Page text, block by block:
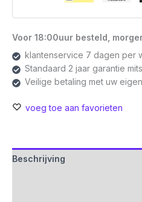
Voor 18:00uur besteld,
klantenservice 7 dagen per
Standaard 2 jaar garantie
Veilige betaling met uw
voeg toe aan favorieten
Beschrijving